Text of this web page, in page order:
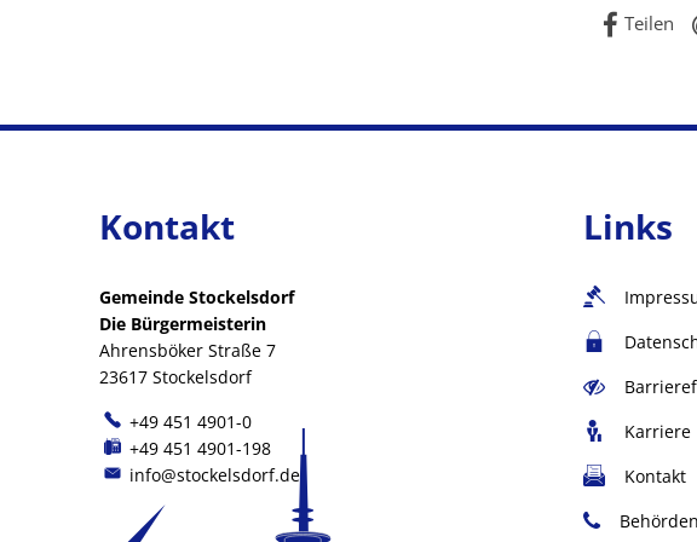
Teilen
Kontakt
Gemeinde Stockelsdorf
Die Bürgermeisterin
Ahrensböker Straße 7
23617 Stockelsdorf
+49 451 4901-0
+49 451 4901-198
info@stockelsdorf.de
Links
Karriere
Kontakt